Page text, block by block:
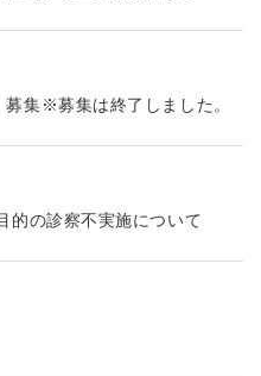
集※募集は終了しました。
的の診察不実施について